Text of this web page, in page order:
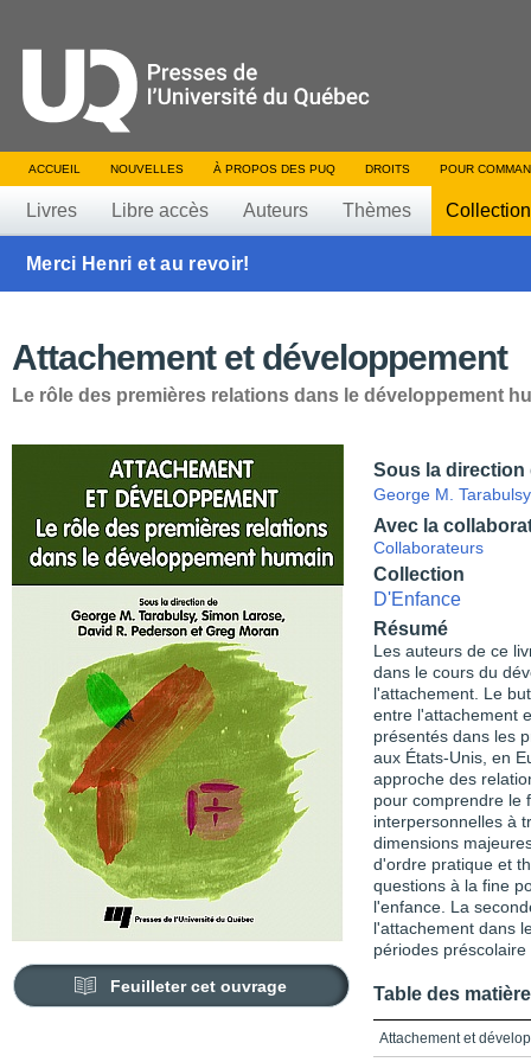
ACCUEIL NOUVELLES À PROPOS DES PUQ DROITS POUR
Livres Libre accès Auteurs Thèmes
Merci Henri et au revoir!
Attachement et développement
Le rôle des premières relations dans le développement
Feuilleter cet ouvrage
Sous la direction
George M. Tarabulsy
Avec la
Collaborateurs
Collection
D'Enfance
Résumé
Les auteurs de ce
dans le cours du
l'attachement. Le
entre l'attachement
présentés dans les
aux États-Unis, en
approche des
pour comprendre le
interpersonnelles à
dimensions
d'ordre pratique et
questions à la fine
l'enfance. La
l'attachement dans
périodes
Table des
Attachement et